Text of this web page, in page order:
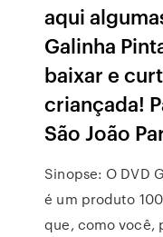
aqui
Galinha
baixar e
criançada!
São João
Sinopse: O DVD
é um produto
que, como você,